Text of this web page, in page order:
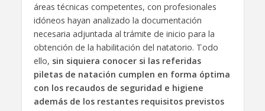
áreas técnicas competentes, con profesionales
idóneos hayan analizado la documentación
necesaria adjuntada al trámite de inicio para la
obtención de la habilitación del natatorio. Todo
ello, sin siquiera conocer si las referidas
piletas de natación cumplen en forma óptima
con los recaudos de seguridad e higiene
además de los restantes requisitos previstos